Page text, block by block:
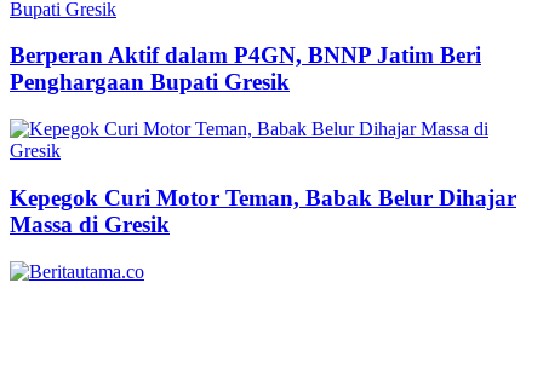
Berperan Aktif dalam P4GN, BNNP Jatim Beri
Penghargaan Bupati Gresik
Kepegok Curi Motor Teman, Babak Belur Dihajar
Massa di Gresik